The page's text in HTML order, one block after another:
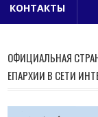
КОНТАКТЫ
ОФИЦИАЛЬНАЯ
ЕПАРХИИ В СЕТИ